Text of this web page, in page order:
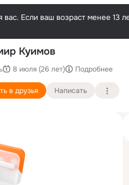
Если ваш возраст менее 13
Куимов
8 июля (26 лет) Подробнее
в друзья Написать